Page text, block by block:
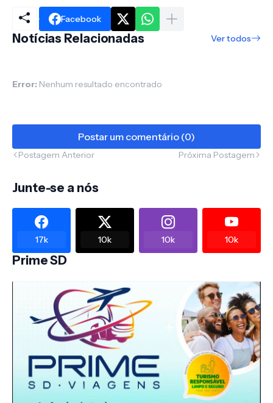
Facebook
Notícias Relacionadas Ver todos
Error: Nenhum resultado encontrado
Postar um comentário (0)
Postagem Anterior Próxima Postagem
Junte-se a nós
17k 10k 10k 10k
Prime SD